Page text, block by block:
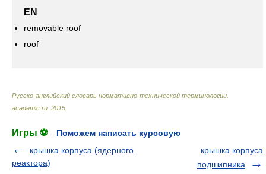
EN
removable roof
roof
Русско-английский словарь нормативно-технической терминологии
academic.ru 2015
Игры ⚽
Поможем написать курсовую
крышка корпуса (ядерного
реактора)
крышка корпуса
подшипника